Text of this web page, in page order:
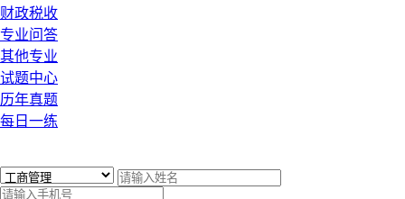
财政税收
专业问答
其他专业
试题中心
历年真题
每日一练